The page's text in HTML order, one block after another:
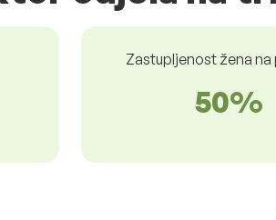
Zastupljenost žena na
50%